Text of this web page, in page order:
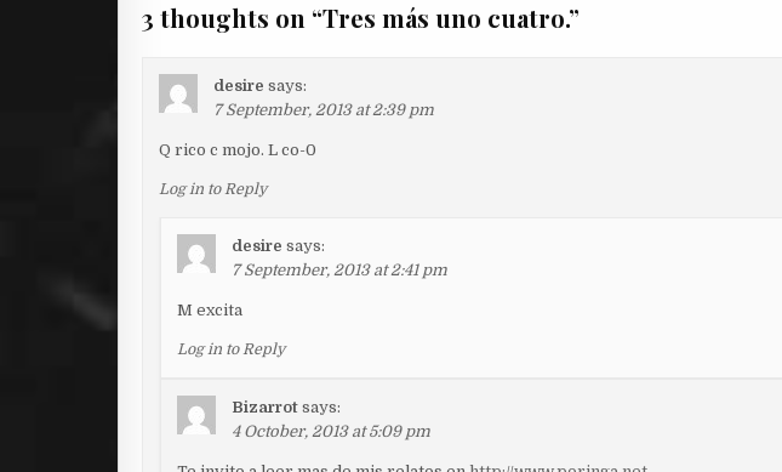
3 thoughts on “Tres más uno cuatro.”
desire says:
7 September, 2013 at 2:39 pm
Q rico c mojo. L co-0
Log in to Reply
desire says:
7 September, 2013 at 2:41 pm
M excita
Log in to Reply
Bizarrot says:
4 October, 2013 at 5:09 pm